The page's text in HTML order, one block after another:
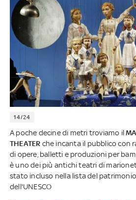
14/24
A poche decine di metri troviamo il
THEATER che incanta il pubblico con
di opere, balletti e produzioni per
è uno dei più antichi teatri di
stato incluso nella lista del
dell'UNESCO